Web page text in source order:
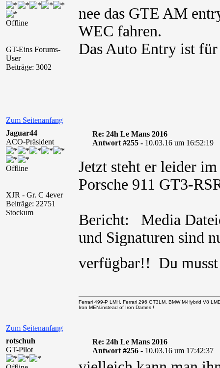
Offline
GT-Eins Forums-
User
Beiträge: 3002
nee das GTE AM
WEC fahren.
Das Auto Entry ist
Zum Seitenanfang
Jaguar44
ACO-Präsident
Offline
XJR - Gr. C 4ever
Beiträge: 22751
Stockum
Re: 24h Le Mans 2016
Antwort #255 - 10.03.16 um 16:52:19
Jetzt steht er leider
Porsche 911 GT3-
Bericht: Media
und Signaturen sind
verfügbar!! Du
Zum Seitenanfang
Ferrari 499-P LMH, Ferrari 296 GT3LM, BMW M-Hybrid V8
Iron MEN.instead of Iron Dames !
rotschuh
GT-Pilot
Re: 24h Le Mans 2016
Antwort #256 - 10.03.16 um 17:42:37